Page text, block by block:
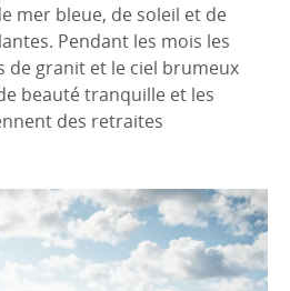
mer bleue, de soleil et de
Pendant les mois les
de granit et le ciel brumeux
beauté tranquille et les
des retraites